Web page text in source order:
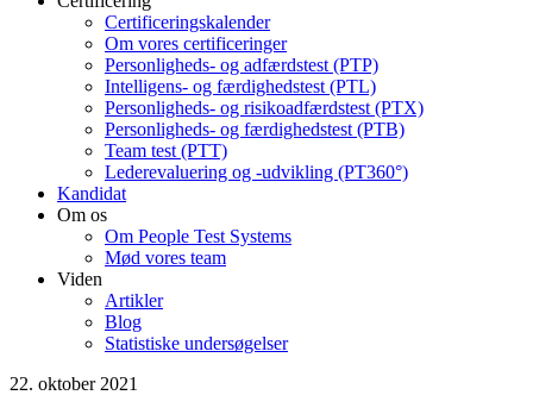
Certificeringskalender
Om vores certificeringer
Personligheds- og adfærdstest (PTP)
Intelligens- og færdighedstest (PTL)
Personligheds- og risikoadfærdstest (PTX)
Personligheds- og færdighedstest (PTB)
Team test (PTT)
Lederevaluering og -udvikling (PT360°)
Kandidat
Om os
Om People Test Systems
Mød vores team
Viden
Artikler
Blog
Statistiske undersøgelser
22. oktober 2021